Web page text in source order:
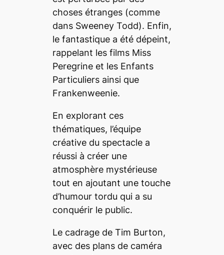
choses étranges (comme
dans Sweeney Todd). Enfin,
le fantastique a été dépeint,
rappelant les films Miss
Peregrine et les Enfants
Particuliersainsi que
Frankenweenie.
En explorant ces
thématiques, l’équipe
créative du spectacle a
réussi à créer une
atmosphère mystérieuse
tout en ajoutant une touche
d’humour tordu qui a su
conquérir le public.
Le cadrage de Tim Burton,
avec des plans de caméra